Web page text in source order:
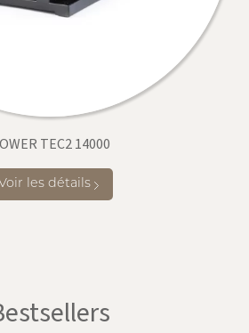
TEC2 14000
les détails